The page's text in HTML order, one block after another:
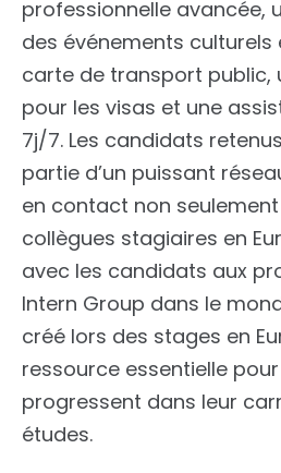
professionnelle avancée,
des événements culturels
carte de transport public,
pour les visas et une
7j/7. Les candidats
partie d’un puissant
en contact non
collègues stagiaires en
avec les candidats aux
Intern Group dans le
créé lors des stages en
ressource essentielle
progressent dans leur
études.